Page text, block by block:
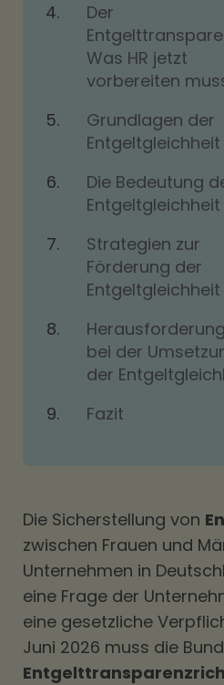
Der
Was HR jetzt
vorbereiten
Grundlagen der
Entgeltgleichheit
Die Bedeutung
Entgeltgleichheit
Strategien zur
Förderung der
Entgeltgleichheit
bei der
der
Fazit
Die Sicherstellung von
zwischen Frauen und
Unternehmen in
eine Frage der
eine gesetzliche
Juni 2026 muss die